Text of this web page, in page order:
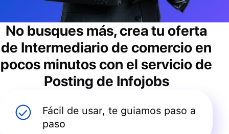
No busques más, crea tu oferta
de Intermediario de comercioen
pocos minutos con el servicio de
Posting de Infojobs
Fácil de usar, te guiamos paso a
paso